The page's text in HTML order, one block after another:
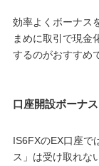
効率よくボーナス
まめに取引で現金
するのがおすすめ
口座開設ボーナ
IS6FXのEX口座で
ス」は受け取れな